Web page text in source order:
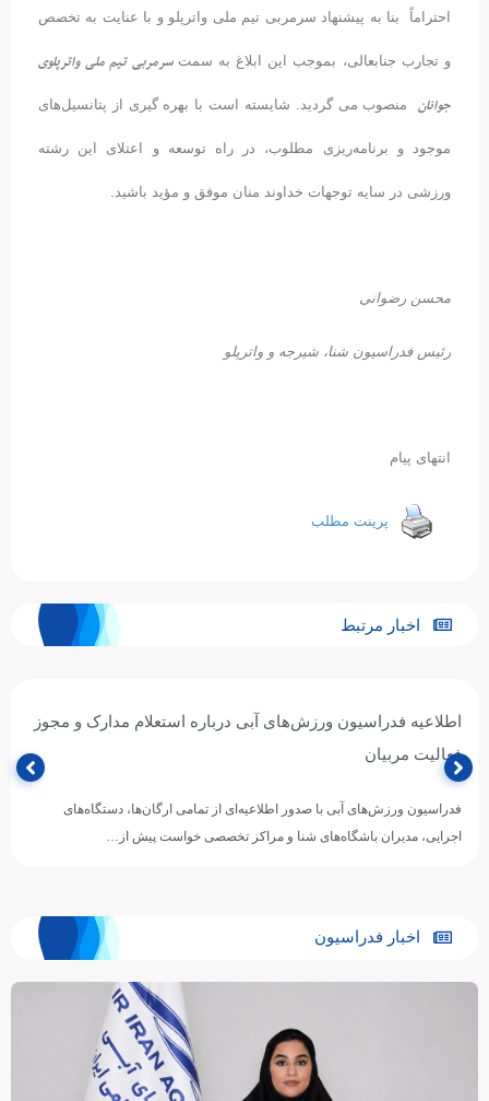
احتراماً بنا به پیشنهاد سرمربی تیم ملی واترپلو و با عنایت به تخصص
و تجارب جنابعالی، بموجب این ابلاغ به سمتسرمربی تیم ملی واترپلوی
جوانان
منصوب می گردید. شایسته است با بهره گیری از پتانسیل‌های
موجود و برنامه‌ریزی مطلوب، در راه توسعه و اعتلای این رشته
ورزشی در سایه توجهات خداوند منان موفق و مؤید باشید.
محسن رضوانی
رئیس فدراسیون شنا، شیرجه و واترپلو
انتهای پیام
پرینت مطلب
اخبار مرتبط
اطلاعیه فدراسیون ورزش‌های آبی درباره استعلام مدارک و مجوز
فعالیت مربیان
فدراسیون ورزش‌های آبی با صدور اطلاعیه‌ای از تمامی ارگان‌ها، دستگاه‌های
اجرایی، مدیران باشگاه‌های شنا و مراکز تخصصی خواست پیش از…
اخبار فدراسیون